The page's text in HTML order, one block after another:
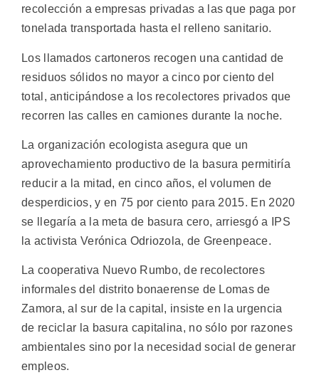
recolección a empresas privadas a las que paga por
tonelada transportada hasta el relleno sanitario.
Los llamados cartoneros recogen una cantidad de
residuos sólidos no mayor a cinco por ciento del
total, anticipándose a los recolectores privados que
recorren las calles en camiones durante la noche.
La organización ecologista asegura que un
aprovechamiento productivo de la basura permitiría
reducir a la mitad, en cinco años, el volumen de
desperdicios, y en 75 por ciento para 2015. En 2020
se llegaría a la meta de basura cero, arriesgó a IPS
la activista Verónica Odriozola, de Greenpeace.
La cooperativa Nuevo Rumbo, de recolectores
informales del distrito bonaerense de Lomas de
Zamora, al sur de la capital, insiste en la urgencia
de reciclar la basura capitalina, no sólo por razones
ambientales sino por la necesidad social de generar
empleos.